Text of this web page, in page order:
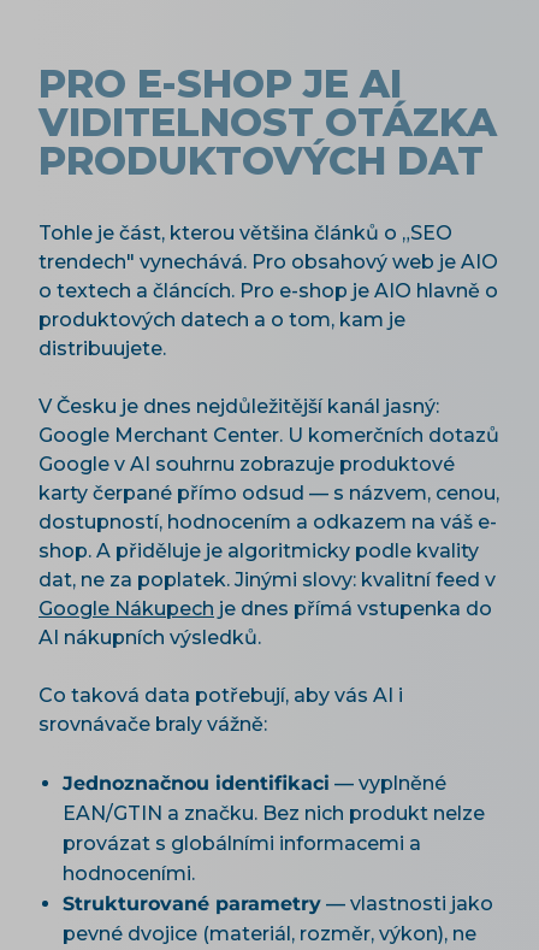
PRO E-SHOP JE AI
VIDITELNOST OTÁZKA
PRODUKTOVÝCH DAT
Tohle je část, kterou většina článků o „SEO
trendech" vynechává. Pro obsahový web je AIO
o textech a článcích. Pro e-shop je AIO hlavně o
produktových datech a o tom, kam je
distribuujete.
V Česku je dnes nejdůležitější kanál jasný:
Google Merchant Center. U komerčních dotazů
Google v AI souhrnu zobrazuje produktové
karty čerpané přímo odsud — s názvem, cenou,
dostupností, hodnocením a odkazem na váš e-
shop. A přiděluje je algoritmicky podle kvality
dat, ne za poplatek. Jinými slovy: kvalitní feed v
Google Nákupech je dnes přímá vstupenka do
AI nákupních výsledků.
Co taková data potřebují, aby vás AI i
srovnávače braly vážně:
Jednoznačnou identifikaci — vyplněné
EAN/GTIN a značku. Bez nich produkt nelze
provázat s globálními informacemi a
hodnoceními.
Strukturované parametry — vlastnosti jako
pevné dvojice (materiál, rozměr, výkon), ne